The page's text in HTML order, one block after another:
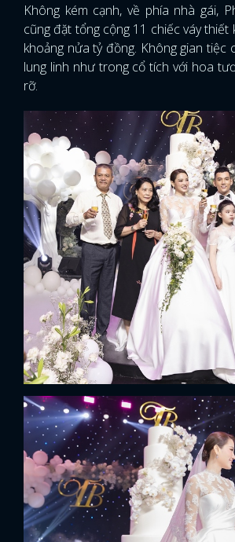
Không kém cạnh, về phía nhà gái,
cũng đặt tổng cộng 11 chiếc váy thiết
khoảng nửa tỷ đồng. Không gian tiệc
lung linh như trong cổ tích với hoa
rỡ.